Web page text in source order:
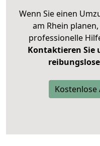
Wenn Sie einen
am Rhein
professionelle
Kontaktieren Sie